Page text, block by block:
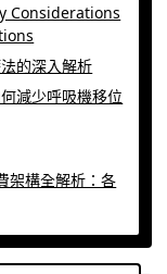
Considerations
的深入解析
減少呼吸機移位
架構全解析：各